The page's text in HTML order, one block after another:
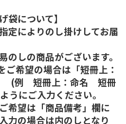
袋について】
定によりのし掛けしてお届
しの商品がございます。
希望の場合は「短冊上：
短冊上：命名 短冊
うにご入力ください。
希望は「商品備考」欄に
力の場合は内のしとなり